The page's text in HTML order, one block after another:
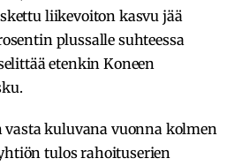
liikevoiton kasvu jää
plussalle suhteessa
etenkin Koneen
kuluvana vuonna kolmen
tulos rahoituserien